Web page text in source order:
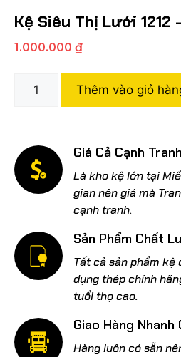
Kệ Siêu Thị Lưới 1212
1.000.000 ₫
Thêm vào giỏ
Giá Cả Cạnh Tranh
Là kho kệ lớn tại
gian nên giá mà
cạnh tranh.
Sản Phẩm Chất
Tất cả sản phẩm
dụng thép chính
tuổi thọ cao.
Giao Hàng Nhanh
Hàng luôn có sẵn